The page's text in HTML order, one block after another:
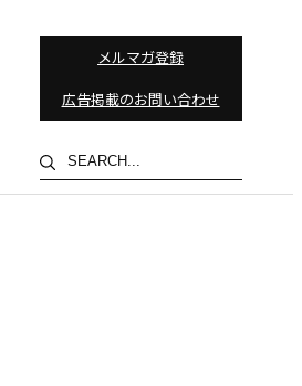
メルマガ登録
広告掲載のお問い合わせ
検
索